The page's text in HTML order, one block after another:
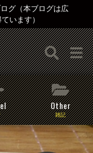
グ（本ブログは広
います）
Other
雑記